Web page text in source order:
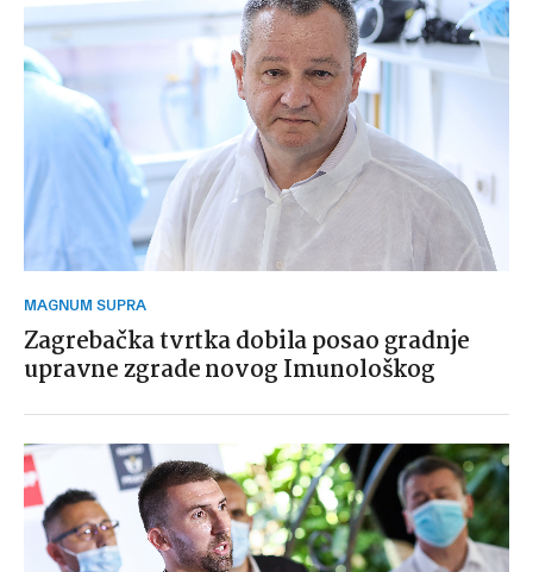
MAGNUM SUPRA
Zagrebačka tvrtka dobila posao gradnje
upravne zgrade novog Imunološkog